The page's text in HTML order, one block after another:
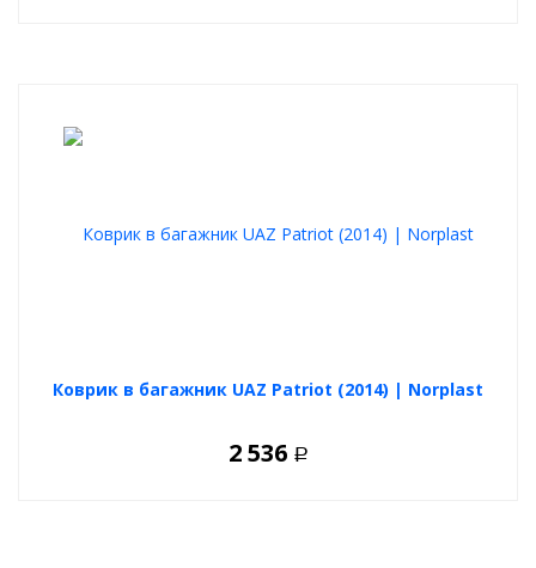
Коврик в багажник UAZ Patriot (2014) | Norplast
2 536 Р